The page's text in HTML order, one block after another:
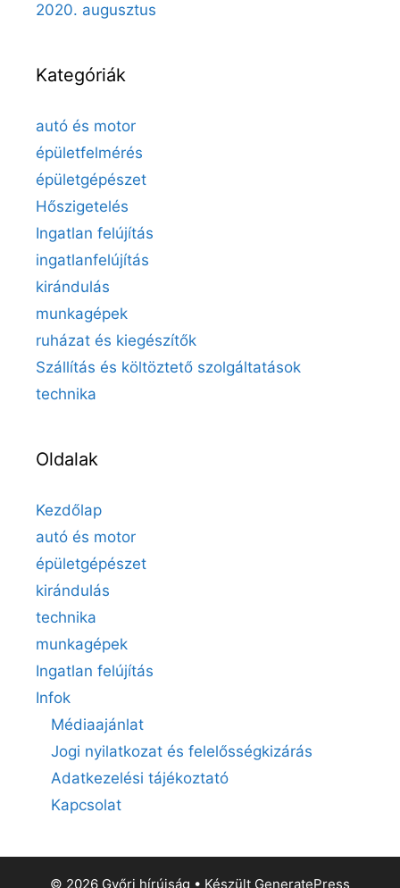
2020. augusztus
Kategóriák
autó és motor
épületfelmérés
épületgépészet
Hőszigetelés
Ingatlan felújítás
ingatlanfelújítás
kirándulás
munkagépek
ruházat és kiegészítők
Szállítás és költöztető szolgáltatások
technika
Oldalak
Kezdőlap
autó és motor
épületgépészet
kirándulás
technika
munkagépek
Ingatlan felújítás
Infok
Médiaajánlat
Jogi nyilatkozat és felelősségkizárás
Adatkezelési tájékoztató
Kapcsolat
© 2026 Győri hírújság • Készült GeneratePress